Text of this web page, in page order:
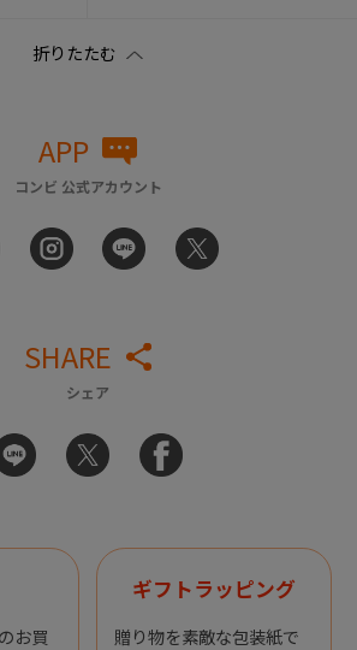
APP
コンビ 公式アカウント
SHARE
シェア
お買
ギフトラッピング
贈り物を素敵な包装紙で